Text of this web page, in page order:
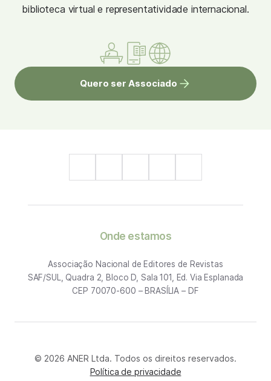
biblioteca virtual e representatividade internacional.
Quero ser Associado
Onde estamos
Associação Nacional de Editores de Revistas
SAF/SUL, Quadra 2, Bloco D, Sala 101, Ed. Via Esplanada
CEP 70070-600 – BRASÍLIA – DF
© 2026 ANER Ltda. Todos os direitos reservados.
Política de privacidade